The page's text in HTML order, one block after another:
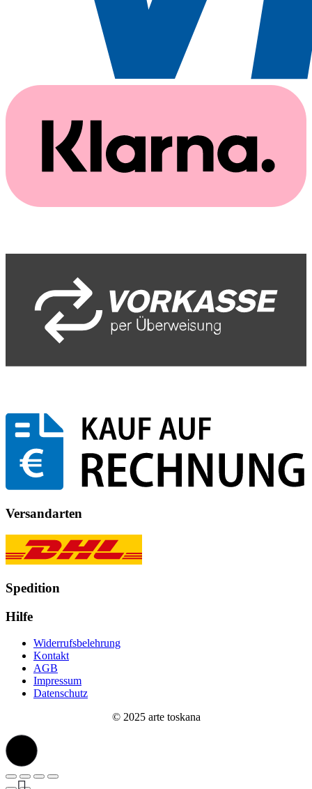
Versandarten
Spedition
Hilfe
Widerrufsbelehrung
Kontakt
AGB
Impressum
Datenschutz
© 2025 arte toskana